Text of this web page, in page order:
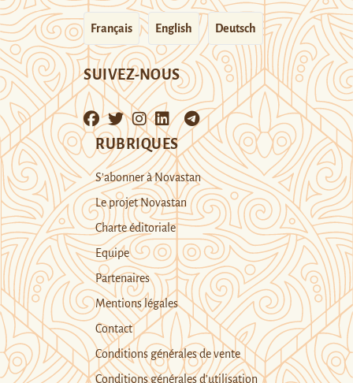
Français English Deutsch
SUIVEZ-NOUS
RUBRIQUES
S’abonner à Novastan
Le projet Novastan
Charte éditoriale
Equipe
Partenaires
Mentions légales
Contact
Conditions générales de vente
Conditions générales d’utilisation